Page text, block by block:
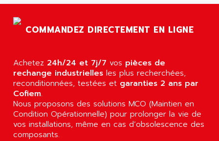
FLEX I/O
PANELVIEW 1000
NT620C
SIMATIC S5-101
SIMATIC TOUCH PANEL
S900 II
S900
AGUT
AHLBERG ELECTRONICS
AIR
AIR ET PULVERISATION
AIR LIQUIDE
AIR SYSTEMS
AIR WORTHINGTON CREYSSENSAC
AIRBUS
COMMANDEZ DIRECTEMENT EN LIGNE
Achetez 24h/24 et 7j/7 vos pièces de
rechange industrielles les plus recherchées,
reconditionnées, testées et garanties 2 ans par
Cofiem.
Nous proposons des solutions MCO (Maintien en
Condition Opérationnelle) pour prolonger la vie de
vos installations, même en cas d’obsolescence des
composants.